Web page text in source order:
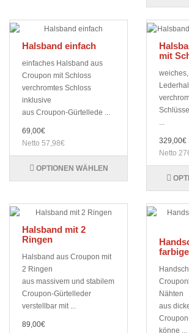
Halsband einfach
einfaches Halsband aus
Croupon mit Schloss
verchromtes Schloss
inklusive
aus Croupon-Gürtellede ...
69,00€
Netto 57,98€
OPTIONEN WÄHLEN
mit
...
329,00€
Netto
Halsband mit 2
Ringen
Halsband aus Croupon mit
2 Ringen
aus massivem und stabilem
Croupon-Gürtelleder
verstellbar mit ...
89,00€
Nähten
aus
könne ...